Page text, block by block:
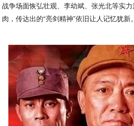
战争场面恢弘壮观、李幼斌、张光北等实
肉，传达出的“亮剑精神”依旧让人记忆犹新。